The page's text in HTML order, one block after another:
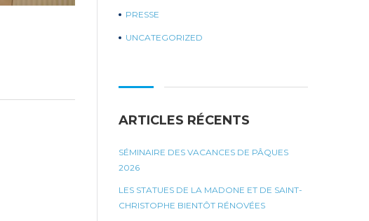
PRESSE
UNCATEGORIZED
ARTICLES RÉCENTS
SÉMINAIRE DES VACANCES DE PÂQUES
2026
LES STATUES DE LA MADONE ET DE SAINT-
CHRISTOPHE BIENTÔT RÉNOVÉES